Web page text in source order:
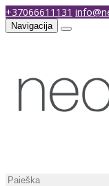
+37066611131
Navigacija